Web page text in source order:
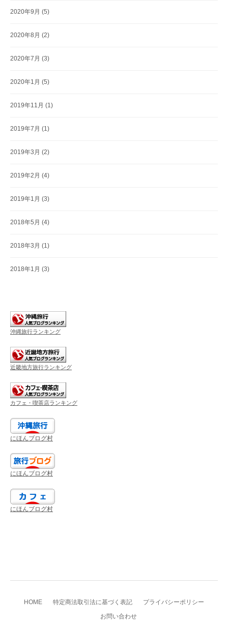
2020年9月 (5)
2020年8月 (2)
2020年7月 (3)
2020年1月 (5)
2019年11月 (1)
2019年7月 (1)
2019年3月 (2)
2019年2月 (4)
2019年1月 (3)
2018年5月 (4)
2018年3月 (1)
2018年1月 (3)
沖縄旅行ランキング
近畿地方旅行ランキング
カフェ・喫茶店ランキング
にほんブログ村
にほんブログ村
にほんブログ村
HOME 特定商法取引法に基づく表記
プライバシーポリシー
お問い合わせ